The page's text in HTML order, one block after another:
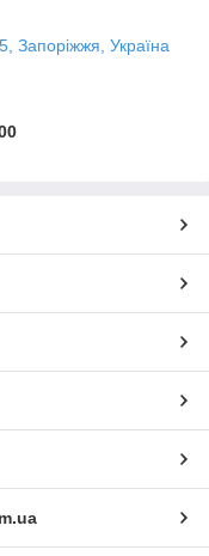
Запоріжжя, Україна